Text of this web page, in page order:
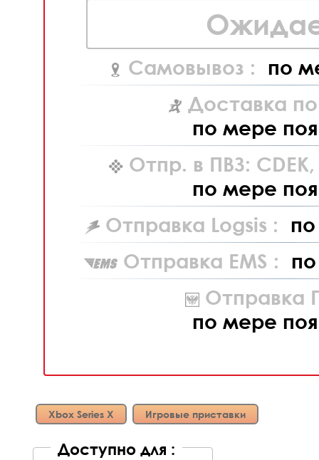
Самовывоз : по
Доставка
по мере
Отпр. в ПВЗ: CDEK,
по мере
Отправка Logsis :
Отправка EMS :
Отправка
по мере
Xbox Series X Игровые приставки
Доступно для :